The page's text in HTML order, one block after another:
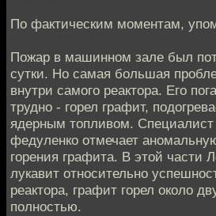
По фактическим моментам,
Пожар в машинном зале был
сутки. Но самая большая
внутри самого реактора. Его
трудно - горел графит,
ядерным топливом.
федуленко отмечает
горения графита. В этой части
лукавит относительно
реактора, графит горел около
полностью.